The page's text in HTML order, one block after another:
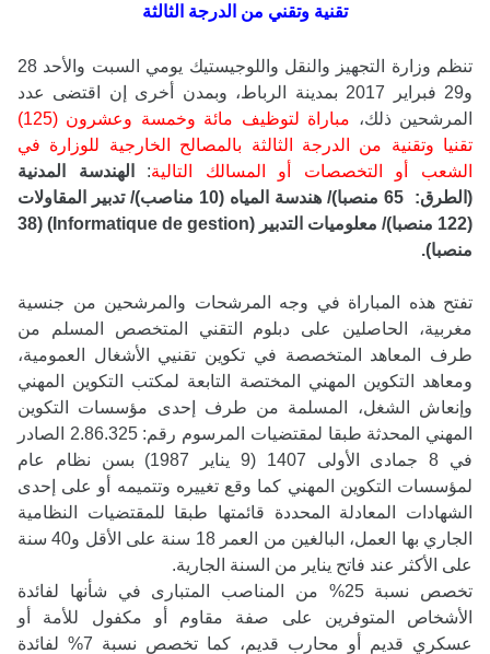
تقنية وتقني من الدرجة الثالثة
تنظم وزارة التجهيز والنقل واللوجيستيك يومي السبت والأحد 28
و29 فبراير 2017 بمدينة الرباط، وبمدن أخرى إن اقتضى عدد
المرشحين ذلك،
مباراة لتوظيف مائة وخمسة وعشرون (125)
تقنيا وتقنية من الدرجة الثالثة بالمصالح الخارجية للوزارة في
الشعب أو التخصصات أو المسالك التالية: الهندسة المدنية
(الطرق: 65 منصبا)/ هندسة المياه (10 مناصب)/ تدبير المقاولات
(122 منصبا)/ معلوميات التدبير (Informatique de gestion) (38
منصبا).
تفتح هذه المباراة في وجه المرشحات والمرشحين من جنسية
مغربية، الحاصلين على دبلوم التقني المتخصص المسلم من
طرف المعاهد المتخصصة في تكوين تقنيي الأشغال العمومية،
ومعاهد التكوين المهني المختصة التابعة لمكتب التكوين المهني
وإنعاش الشغل، المسلمة من طرف إحدى مؤسسات التكوين
المهني المحدثة طبقا لمقتضيات المرسوم رقم: 2.86.325 الصادر
في 8 جمادى الأولى 1407 (9 يناير 1987) بسن نظام عام
لمؤسسات التكوين المهني كما وقع تغييره وتتميمه أو على إحدى
الشهادات المعادلة المحددة قائمتها طبقا للمقتضيات النظامية
الجاري بها العمل، البالغين من العمر 18 سنة على الأقل و40 سنة
على الأكثر عند فاتح يناير من السنة الجارية.
تخصص نسبة 25% من المناصب المتبارى في شأنها لفائدة
الأشخاص المتوفرين على صفة مقاوم أو مكفول للأمة أو
عسكري قديم أو محارب قديم، كما تخصص نسبة 7% لفائدة